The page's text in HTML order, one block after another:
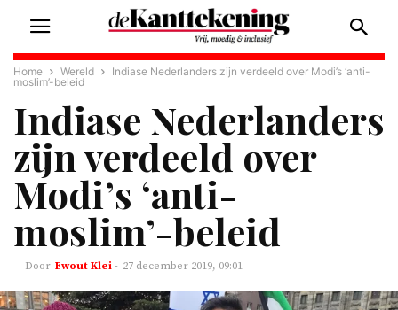
Home Wereld
Indiase Nederlanders zijn verdeeld over Modi’s ‘anti-
moslim’-beleid
Indiase Nederlanders
zijn verdeeld over
Modi’s ‘anti-
moslim’-beleid
Ewout Klei - 27 december 2019, 09:01